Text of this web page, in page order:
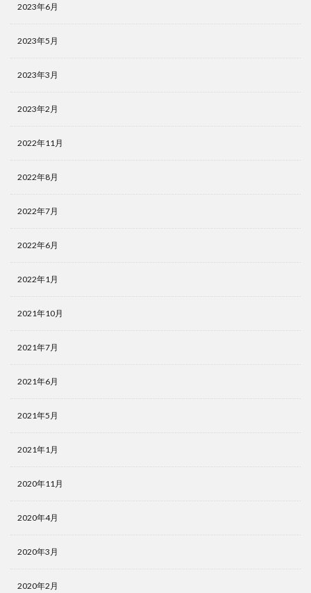
2023年6月
2023年5月
2023年3月
2023年2月
2022年11月
2022年8月
2022年7月
2022年6月
2022年1月
2021年10月
2021年7月
2021年6月
2021年5月
2021年1月
2020年11月
2020年4月
2020年3月
2020年2月